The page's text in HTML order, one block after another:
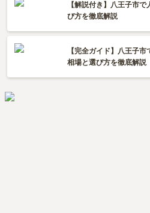
【解説付き】八王子市
び方を徹底解説
【完全ガイド】八王子
相場と選び方を徹底解説